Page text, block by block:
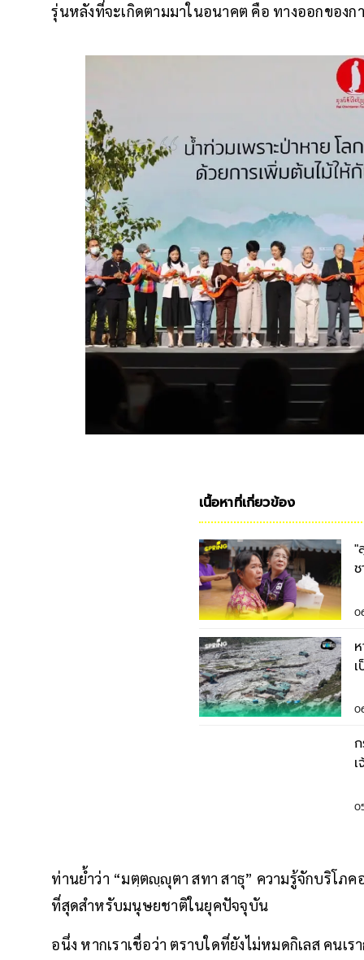
รุ่นหลังที่จะเกิดตามมาในอนาคต คือ ทางออกของ
เนื้อหาที่เกี่ยวข้อง
"
ท่านย้ำว่า “มตฺตญฺญุตา สทา สาธุ” ความรู้จักบริโภ
ที่สุดสำหรับมนุษยชาติในยุคปัจจุบัน
อนึ่ง หากเราเชื่อว่า ตราบใดที่ยังไม่หมดกิเลส คนเ